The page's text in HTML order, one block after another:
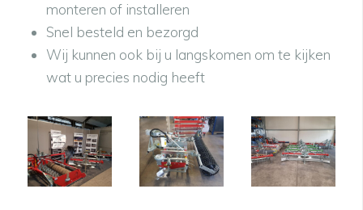
monteren of installeren
Snel besteld en bezorgd
Wij kunnen ook bij u langskomen om te kijken
wat u precies nodig heeft